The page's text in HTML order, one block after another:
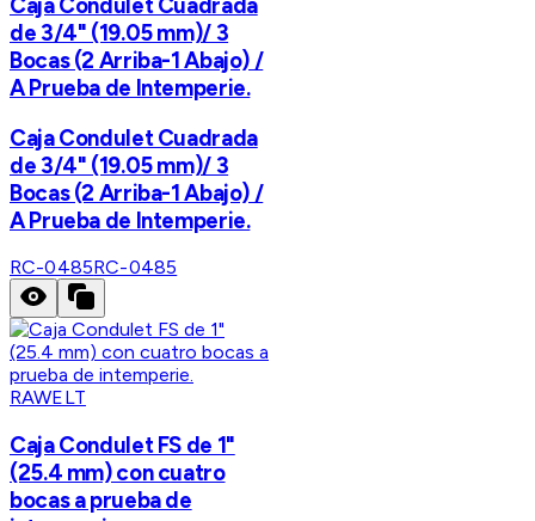
de 3/4" (19.05 mm)/ 3
Bocas (2 Arriba-1 Abajo) /
A Prueba de Intemperie.
Caja Condulet Cuadrada
de 3/4" (19.05 mm)/ 3
Bocas (2 Arriba-1 Abajo) /
A Prueba de Intemperie.
RC-0485RC-0485
RAWELT
Caja Condulet FS de 1"
(25.4 mm) con cuatro
bocas a prueba de